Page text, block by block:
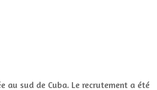
au sud de Cuba. Le recrutement a été